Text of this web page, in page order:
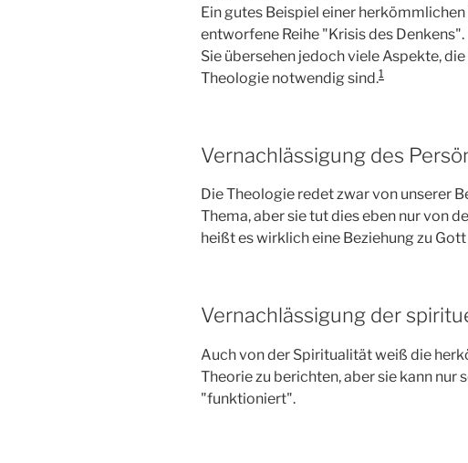
Ein gutes Beispiel einer
entworfene Reihe "Krisis des Denkens".
Sie übersehen jedoch viele Aspekte,
Theologie notwendig sind.1
Vernachlässigung des
Die Theologie redet zwar von unserer
Thema, aber sie tut dies eben nur von
heißt es wirklich eine Beziehung zu Gott
Vernachlässigung der
Auch von der Spiritualität weiß die
Theorie zu berichten, aber sie kann
"funktioniert".